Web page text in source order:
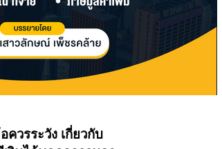
วรระวัง เกี่ยวกับ